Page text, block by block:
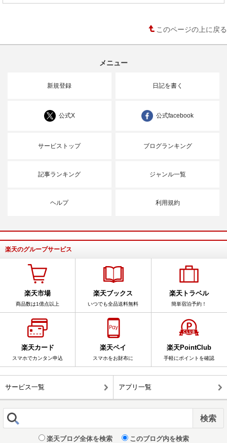
このページの上に戻る
メニュー
新規登録 日記を書く
公式X 公式facebook
サービストップ ブログランキング
記事ランキング ジャンル一覧
ヘルプ 利用規約
楽天のグループサービス
楽天市場
商品数は1億点以上
楽天ブックス
いつでも全品送料無料
楽天トラベル
簡単宿泊予約！
楽天カード
スマホでカンタン申込
楽天ペイ
スマホをお財布に
楽天PointClub
手軽にポイントを確認
サービス一覧 アプリ一覧
楽天ブログ全体を検索 このブログ内を検索